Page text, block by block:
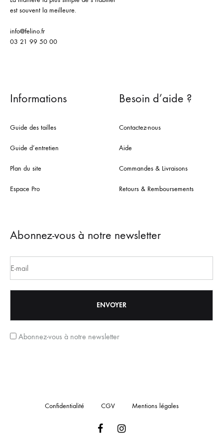
est souvent la meilleure.
info@felino.fr
03 21 99 50 00
Informations
Guide des tailles
Guide d’entretien
Plan du site
Espace Pro
Besoin d’aide ?
Contactez-nous
Aide
Commandes & Livraisons
Retours & Remboursements
Abonnez-vous à notre newsletter
Abonnez-vous à notre newsletter
Confidentialité CGV Mentions légales
FacebookInstagram